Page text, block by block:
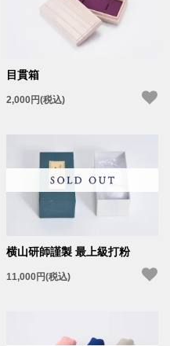
目貫箱
2,000円(税込)
横山研師謹製 最上級打粉
11,000円(税込)